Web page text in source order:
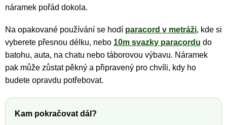
náramek pořád dokola.
Na opakované používání se hodí paracord v metráži, kde si
vyberete přesnou délku, nebo 10m svazky paracordu do
batohu, auta, na chatu nebo táborovou výbavu. Náramek
pak může zůstat pěkný a připravený pro chvíli, kdy ho
budete opravdu potřebovat.
Kam pokračovat dál?